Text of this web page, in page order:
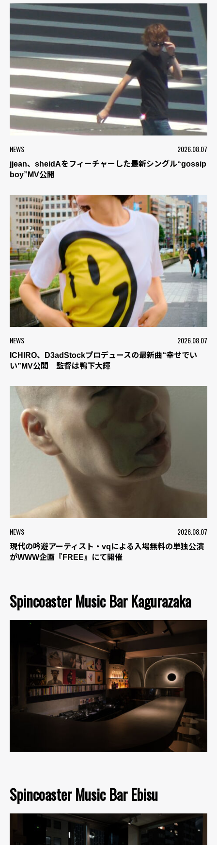
NEWS 2026.08.07
jjean、sheidAをフィーチャーした最新シングル“gossip
boy”MV公開
NEWS 2026.08.07
ICHIRO、D3adStockプロデュースの最新曲“幸せでい
い”MV公開 監督は鴨下大輝
NEWS 2026.08.07
現代の吟遊アーティスト・vqによる入場無料の単独公演
がWWW企画『FREE』にて開催
Spincoaster Music Bar Kagurazaka
Spincoaster Music Bar Ebisu